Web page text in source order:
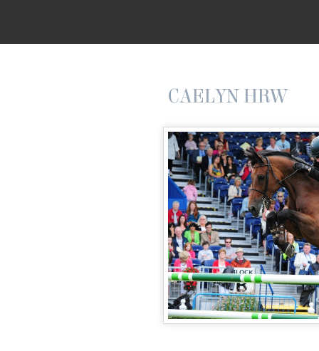
CAELYN HRW